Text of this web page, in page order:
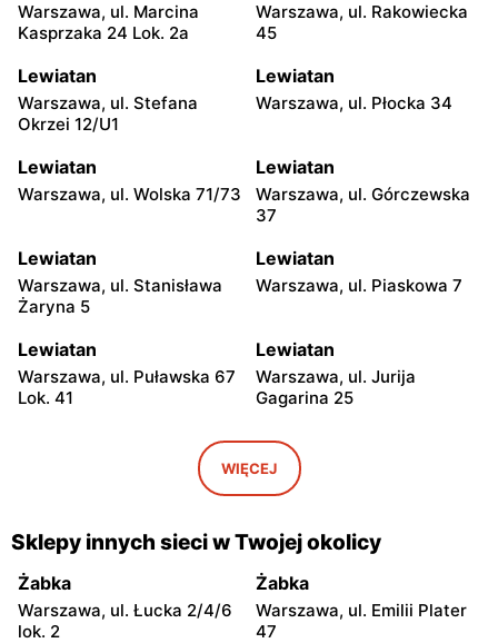
Warszawa, ul. Marcina
Kasprzaka 24 Lok. 2a
Warszawa, ul. Rakowiecka
45
Lewiatan
Warszawa, ul. Stefana
Okrzei 12/U1
Lewiatan
Warszawa, ul. Płocka 34
Lewiatan
Warszawa, ul. Wolska 71/73
Lewiatan
Warszawa, ul. Górczewska
37
Lewiatan
Warszawa, ul. Stanisława
Żaryna 5
Lewiatan
Warszawa, ul. Piaskowa 7
Lewiatan
Warszawa, ul. Puławska 67
Lok. 41
Lewiatan
Warszawa, ul. Jurija
Gagarina 25
Warszawa, ul. Egipska 4
Lewiatan
Warszawa, ul. Elbląska 37
Warszawa, ul. Erazma
Ciołka 30
Warszawa, ul.
Międzyborska 48
Lewiatan
Warszawa, ul. Sabały 3
Lewiatan
Warszawa, ul. Majdańska 11
WIĘCEJ
Sklepy innych sieci w Twojej okolicy
Żabka
Warszawa, ul. Łucka 2/4/6
lok. 2
Żabka
Warszawa, ul. Emilii Plater
47